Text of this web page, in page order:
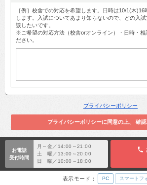
［例］校舎での対応を希望します。日時は10/1(木
します。入試についてあまり知らないので、どの入
談したいです。
※ご希望の対応方法（校舎orオンライン）・日時・相
ださい。
プライバシーポリシー
お電話
受付時間
月～金／14:00～21:00
土 曜／13:00～20:00
日 曜／10:00～18:00
表示モード： PC スマートフ